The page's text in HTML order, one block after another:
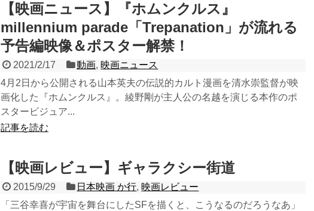
【映画ニュース】『ホムンクルス』
millennium parade「Trepanation」が流れる
予告編映像＆ポスター解禁！
2021/2/17 動画, 映画ニュース
4月2日から公開される山本英夫の伝説的カルト漫画を清水崇監督が映
画化した『ホムンクルス』。綾野剛が主人公の名越を演じる本作のポ
スタービジュア...
記事を読む
【映画レビュー】ギャラクシー街道
2015/9/29 日本映画 か行, 映画レビュー
「三谷幸喜が宇宙を舞台にしたSFを描くと、こうなるのだろうなあ」